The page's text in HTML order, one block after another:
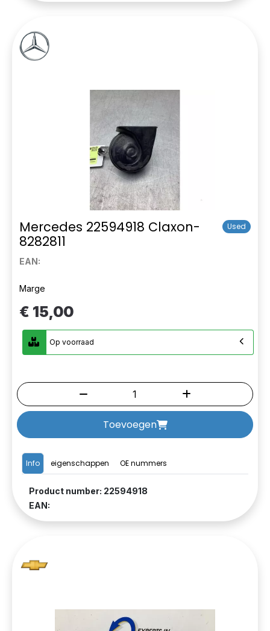
Mercedes 22594918 Claxon-
8282811
Used
EAN:
Info eigenschappen OE nummers
Product number: 22594918
EAN:
Marge
€ 15,00
Op voorraad
Toevoegen